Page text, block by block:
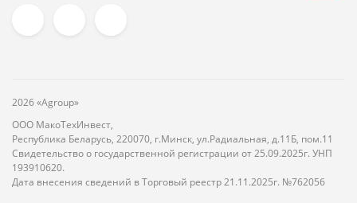
2026 «Agroup»
ООО МакоТехИнвест,
Республика Беларусь, 220070, г.Минск, ул.Радиальная, д.11Б, пом.11
Свидетельство о государственной регистрации от 25.09.2025г. УНП
193910620.
Дата внесения сведений в Торговый реестр 21.11.2025г. №762056